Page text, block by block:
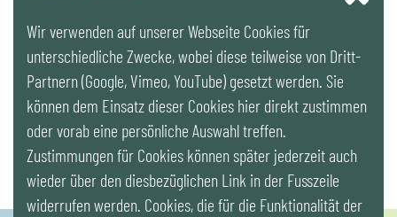
LinkedIn
Newsletter
Wir verwenden auf unserer Webseite Cookies für
unterschiedliche Zwecke, wobei diese teilweise von Dritt-
Partnern (Google, Vimeo, YouTube) gesetzt werden. Sie
können dem Einsatz dieser Cookies hier direkt zustimmen
oder vorab eine persönliche Auswahl treffen.
Zustimmungen für Cookies können später jederzeit auch
wieder über den diesbezüglichen Link in der Fusszeile
widerrufen werden. Cookies, die für die Funktionalität der